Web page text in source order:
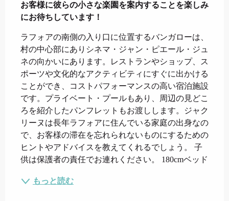
お客様に彼らの小さな楽園を案内することを楽しみ
にお待ちしています！
ラフォアの南側の入り口に位置するバンガローは、
村の中心部にありシネマ・ジャン・ピエール・ジュ
ネの向かいにあります。レストランやショップ、ス
ポーツや文化的なアクティビティにすぐに出かける
ことができ、コストパフォーマンスの高い宿泊施設
です。プライベート・プールもあり、周辺の見どこ
ろを紹介したパンフレットもお渡しします。ジャク
リーヌは長年ラフォアに住んでいる家庭の出身なの
で、お客様の滞在を忘れられないものにするための
ヒントやアドバイスを教えてくれるでしょう。 子
供は保護者の責任でお連れください。 180cmベッド
もっと読む